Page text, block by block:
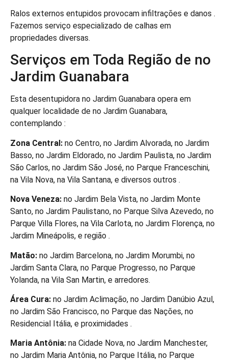
Ralos externos entupidos provocam infiltrações e danos .
Fazemos serviço especializado de calhas em
propriedades diversas.
Serviços em Toda Região de no
Jardim Guanabara
Esta desentupidora no Jardim Guanabara opera em
qualquer localidade de no Jardim Guanabara,
contemplando :
Zona Central: no Centro, no Jardim Alvorada, no Jardim
Basso, no Jardim Eldorado, no Jardim Paulista, no Jardim
São Carlos, no Jardim São José, no Parque Franceschini,
na Vila Nova, na Vila Santana, e diversos outros .
Nova Veneza: no Jardim Bela Vista, no Jardim Monte
Santo, no Jardim Paulistano, no Parque Silva Azevedo, no
Parque Villa Flores, na Vila Carlota, no Jardim Florença, no
Jardim Mineápolis, e região .
Matão: no Jardim Barcelona, no Jardim Morumbi, no
Jardim Santa Clara, no Parque Progresso, no Parque
Yolanda, na Vila San Martin, e arredores.
Área Cura: no Jardim Aclimação, no Jardim Danúbio Azul,
no Jardim São Francisco, no Parque das Nações, no
Residencial Itália, e proximidades .
Maria Antônia: na Cidade Nova, no Jardim Manchester,
no Jardim Maria Antônia, no Parque Itália, no Parque